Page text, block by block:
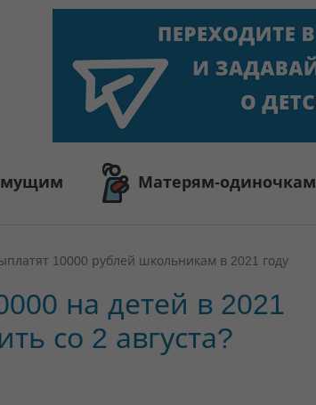
Матерям-одиночкам
10000 рублей школьникам в 2021 году
на детей в 2021
со 2 августа?